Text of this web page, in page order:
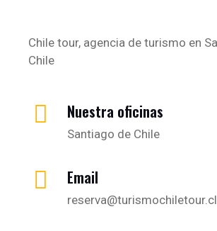
Chile tour, agencia de turismo en
Chile
Nuestra oficinas
Santiago de Chile
Email
reserva@turismochiletour.cl